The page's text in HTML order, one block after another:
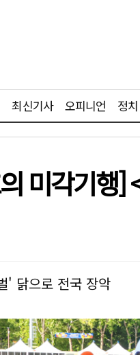
최신기사 오피니언 정치
미각기행]
' 닭으로 전국 장악